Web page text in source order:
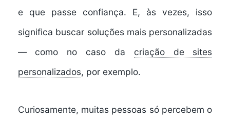
e que passe confiança. E, às vezes, isso
significa buscar soluções mais personalizadas
— como no caso da criação de sites
personalizados, por exemplo.
Curiosamente, muitas pessoas só percebem o